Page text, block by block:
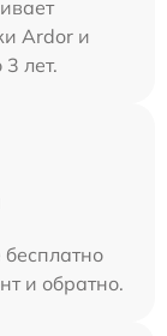
Ardor и
лет.
и обратно.